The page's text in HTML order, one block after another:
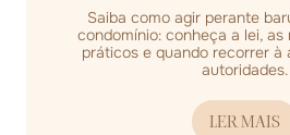
Saiba como agir perante
condomínio: conheça a lei, as
práticos e quando recorrer à
autoridades.
LER MAIS